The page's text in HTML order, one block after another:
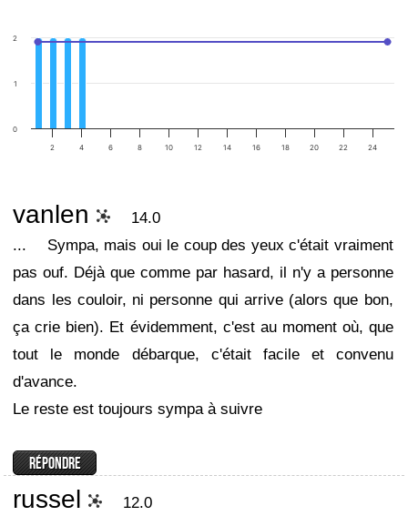
2 4 6 8 10 12 14 16 18 20 22 24
0
1
2
vanlen
14.0
... Sympa, mais oui le coup des yeux c'était vraiment
pas ouf. Déjà que comme par hasard, il n'y a personne
dans les couloir, ni personne qui arrive (alors que bon,
ça crie bien). Et évidemment, c'est au moment où, que
tout le monde débarque, c'était facile et convenu
d'avance.
Le reste est toujours sympa à suivre
russel
12.0